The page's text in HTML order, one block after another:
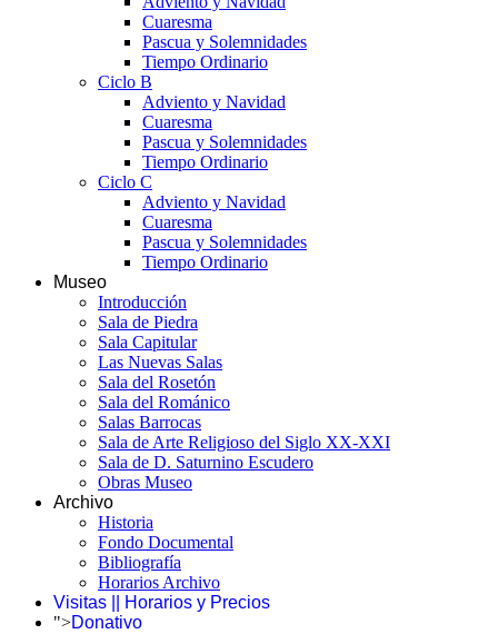
Cuaresma
Pascua y Solemnidades
Tiempo Ordinario
Ciclo B
Adviento y Navidad
Cuaresma
Pascua y Solemnidades
Tiempo Ordinario
Ciclo C
Adviento y Navidad
Cuaresma
Pascua y Solemnidades
Tiempo Ordinario
Museo
Introducción
Sala de Piedra
Sala Capitular
Las Nuevas Salas
Sala del Rosetón
Sala del Románico
Salas Barrocas
Sala de Arte Religioso del Siglo XX-XXI
Sala de D. Saturnino Escudero
Obras Museo
Archivo
Historia
Fondo Documental
Bibliografía
Horarios Archivo
Visitas || Horarios y Precios
">Donativo